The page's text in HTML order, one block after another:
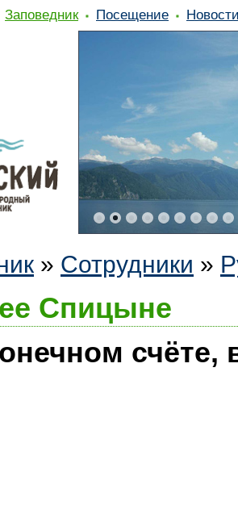
Заповедник Посещение
» Сотрудники »
Спицыне